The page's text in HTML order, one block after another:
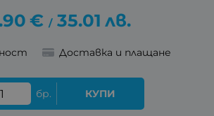
€ / 35.01 лв.
Доставка и плащане
бр. КУПИ